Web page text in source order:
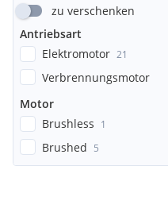
zu verschenken
Antriebsart
Elektromotor 21
Verbrennungsmotor
Motor
Brushless 1
Brushed 5